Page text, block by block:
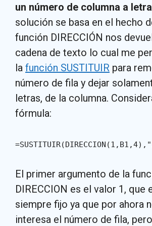
un número de columna a
solución se basa en el hecho
función DIRECCIÓN nos
cadena de texto lo cual me
la función SUSTITUIR para
número de fila y dejar
letras, de la columna.
fórmula:
El primer argumento de la
DIRECCION es el valor 1, que
siempre fijo ya que por ahora
interesa el número de fila,